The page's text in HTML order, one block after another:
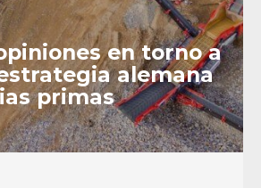
en torno a
alemana
primas